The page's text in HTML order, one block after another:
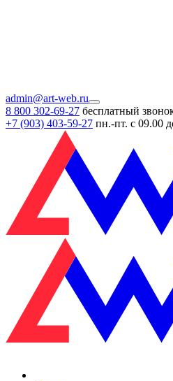
admin@art-web.ru
8 800 302-69-27 бесплатный
+7 (903) 403-59-27 пн.-пт. с 09.00